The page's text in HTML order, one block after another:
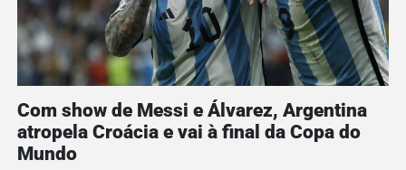
Com show de Messi e Álvarez, Argentina
atropela Croácia e vai à final da Copa do
Mundo